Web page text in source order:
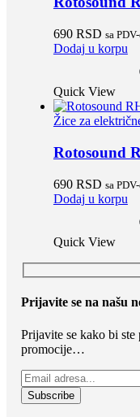
690 RSD sa
Dodaj u korpu
Quick View
Žice za
Rotosound
690 RSD sa
Dodaj u korpu
Quick View
Prijavite se na našu
Prijavite se kako bi
promocije…